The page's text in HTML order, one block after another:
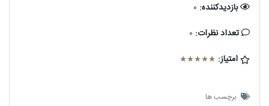
بازدیدکننده: 0
تعداد نظرات: 0
امتیاز:
برچسب ها